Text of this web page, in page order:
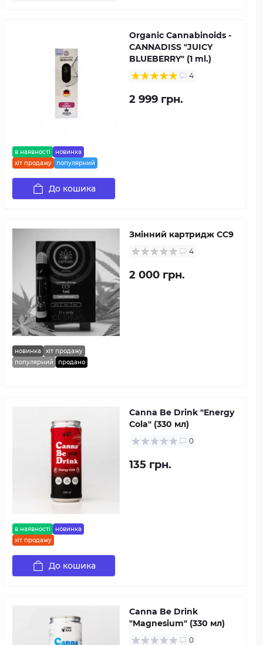
в наявності
новинка
хіт продажу
популярний
Organic Cannabinoids -
CANNADISS "JUICY
BLUEBERRY" (1 ml.)
4
2 999 грн.
До кошика
новинка
хіт продажу
популярний
продано
Змінний картридж CC9
4
2 000 грн.
в наявності
новинка
хіт продажу
Canna Be Drink "Energy
Cola" (330 мл)
0
135 грн.
До кошика
Canna Be Drink
"Magnesium" (330 мл)
0